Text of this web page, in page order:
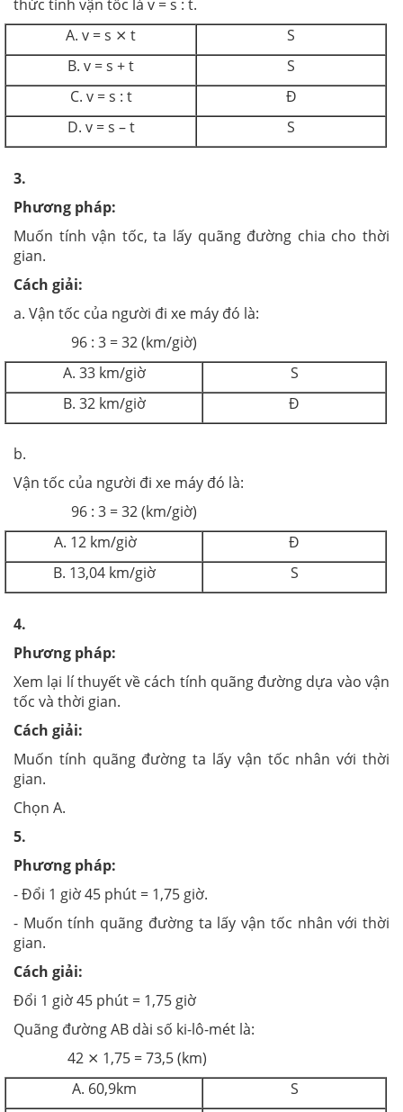
thức tính vận tốc là v = s : t.
A. v = s ⨯ t
S
B. v = s + t
S
C. v = s : t
Đ
D. v = s – t
S
3.
Phương pháp:
Muốn tính vận tốc, ta lấy quãng đường chia cho thời
gian.
Cách giải:
a. Vận tốc của người đi xe máy đó là:
96 : 3 = 32 (km/giờ)
A. 33 km/giờ
S
B. 32 km/giờ
Đ
b.
Vận tốc của người đi xe máy đó là:
96 : 3 = 32 (km/giờ)
A. 12 km/giờ
Đ
B. 13,04 km/giờ
S
4.
Phương pháp:
Xem lại lí thuyết về cách tính quãng đường dựa vào vận
tốc và thời gian.
Cách giải:
Muốn tính quãng đường ta lấy vận tốc nhân với thời
gian.
Chọn A.
5.
Phương pháp:
- Đổi 1 giờ 45 phút = 1,75 giờ.
- Muốn tính quãng đường ta lấy vận tốc nhân với thời
gian.
Cách giải:
Đổi 1 giờ 45 phút = 1,75 giờ
Quãng đường AB dài số ki-lô-mét là:
42 ⨯ 1,75 = 73,5 (km)
A. 60,9km
S